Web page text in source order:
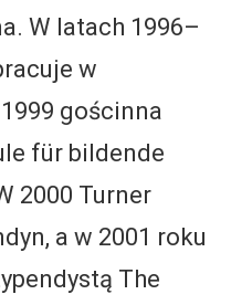
W latach 1996–
w
gościnna
für bildende
2000 Turner
a w 2001 roku
The